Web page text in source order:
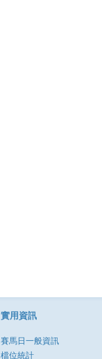
實用資訊
賽馬日一般資訊
檔位統計